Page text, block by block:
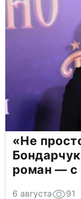
«Не
роман — с
6 августа 91